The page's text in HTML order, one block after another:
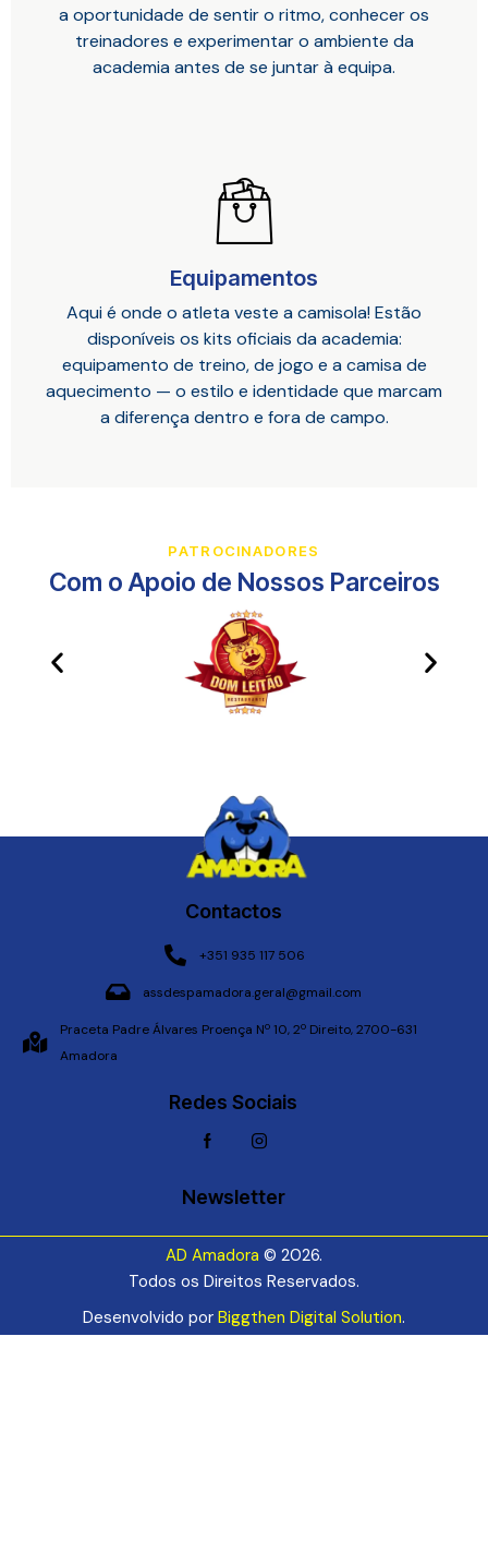
a oportunidade de sentir o ritmo, conhecer os
treinadores e experimentar o ambiente da
academia antes de se juntar à equipa.
Equipamentos
Aqui é onde o atleta veste a camisola! Estão
disponíveis os kits oficiais da academia:
equipamento de treino, de jogo e a camisa de
aquecimento — o estilo e identidade que marcam
a diferença dentro e fora de campo.
PATROCINADORES
Com o Apoio de Nossos Parceiros​
Contactos
+351 935 117 506
assdespamadora.geral@gmail.com
Praceta Padre Álvares Proença Nº 10, 2º Direito, 2700-631
Amadora
Redes Sociais
Newsletter
AD Amadora © 2026.
Todos os Direitos Reservados.
Desenvolvido por Biggthen Digital Solution.